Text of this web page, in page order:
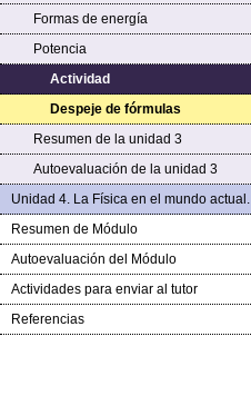
Formas de energía
Potencia
Actividad
Despeje de fórmulas
Resumen de la unidad 3
Autoevaluación de la unidad 3
Unidad 4. La Física en el mundo actual.
Resumen de Módulo
Autoevaluación del Módulo
Actividades para enviar al tutor
Referencias